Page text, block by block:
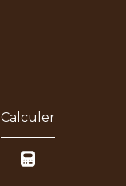
Calculer